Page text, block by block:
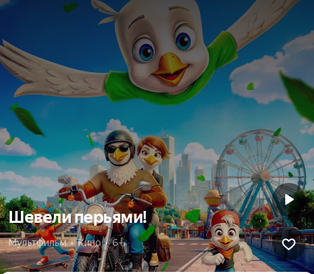
Шевели перьями!
Мультфильм  •  Кино  •  6+